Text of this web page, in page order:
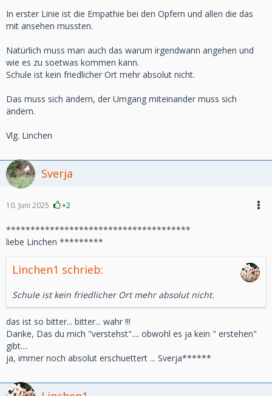
In erster Linie ist die Empathie bei den Opfern und allen die das
mit ansehen mussten.
Natürlich muss man auch das warum irgendwann angehen und
wie es zu soetwas kommen kann.
Schule ist kein friedlicher Ort mehr absolut nicht.
Das muss sich ändern, der Umgang miteinander muss sich
ändern.
Vlg. Linchen
Sverja
10. Juni 2025 +2
**************************************
liebe Linchen *********
Linchen1 schrieb:
Schule ist kein friedlicher Ort mehr absolut nicht.
das ist so bitter... bitter... wahr !!!
Danke, Das du mich "verstehst".... obwohl es ja kein " erstehen"
gibt....
ja, immer noch absolut erschuettert ... Sverja******